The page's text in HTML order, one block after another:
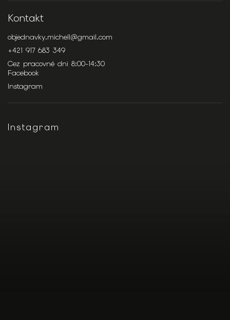
Kontakt
objednavky.michell@gmail.com
+421 917 683 349
Cez pracovné dni 8:00-14:30
Facebook
Instagram
Instagram